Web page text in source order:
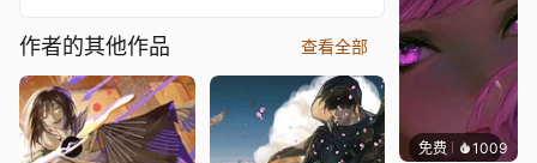
作者的其他作品 查看全部
免费 1009辰东